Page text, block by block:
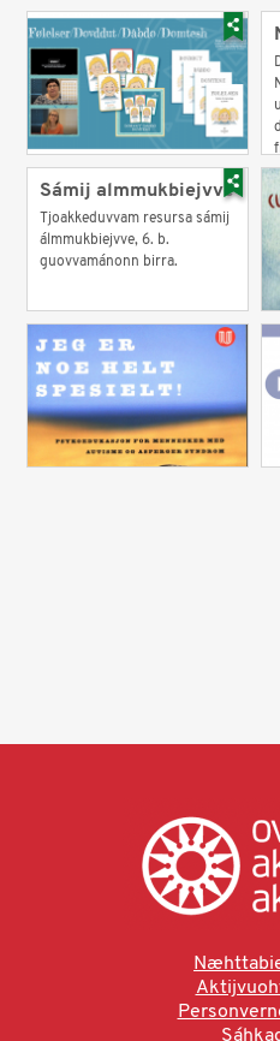
Sámij almmukbiejvve
Tjoakkeduvvam resursa sámij
álmmukbiejvve, 6. b.
guovvamánonn birra.